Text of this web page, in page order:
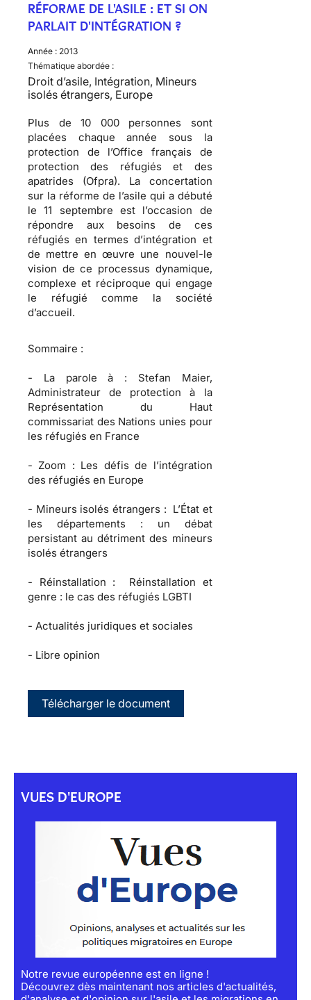
RÉFORME DE L'ASILE : ET SI ON
PARLAIT D'INTÉGRATION ?
Année : 2013
Thématique abordée :
Droit d’asile, Intégration, Mineurs
isolés étrangers, Europe
Plus de 10 000 personnes sont
placées chaque année sous la
protection de l’Office français de
protection des réfugiés et des
apatrides (Ofpra). La concertation
sur la réforme de l’asile qui a débuté
le 11 septembre est l’occasion de
répondre aux besoins de ces
réfugiés en termes d’intégration et
de mettre en œuvre une nouvel-le
vision de ce processus dynamique,
complexe et réciproque qui engage
le réfugié comme la société
d’accueil.
Sommaire :
- La parole à : Stefan Maier,
Administrateur de protection à la
Représentation du Haut
commissariat des Nations unies pour
les réfugiés en France
- Zoom : Les défis de l’intégration
des réfugiés en Europe
- Mineurs isolés étrangers : L’État et
les départements : un débat
persistant au détriment des mineurs
isolés étrangers
- Réinstallation : Réinstallation et
genre : le cas des réfugiés LGBTI
- Actualités juridiques et sociales
- Libre opinion
Télécharger le document
VUES D'EUROPE
Notre revue européenne est en ligne !
Découvrez dès maintenant nos articles d'actualités,